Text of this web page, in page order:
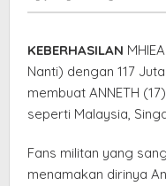
KEBERHASILAN
Nanti) dengan 117
membuat ANNETH
seperti Malaysia,
Fans militan yang
menamakan dirinya